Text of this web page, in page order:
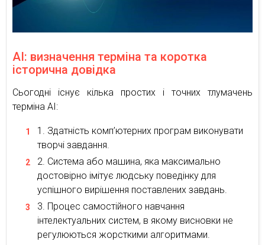
AI: визначення терміна та коротка
історична довідка
Сьогодні існує кілька простих і точних тлумачень
терміна AI:
Здатність комп’ютерних програм виконувати
творчі завдання.
Система або машина, яка максимально
достовірно імітує людську поведінку для
успішного вирішення поставлених завдань.
Процес самостійного навчання
інтелектуальних систем, в якому висновки не
регулюються жорсткими алгоритмами.